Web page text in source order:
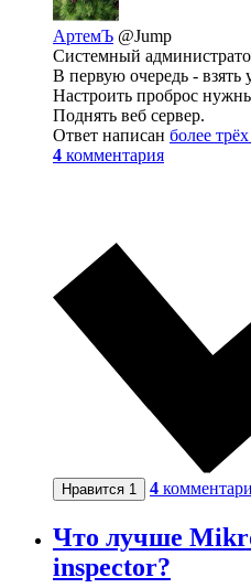
АртемЪ @Jump
Системный
В первую очередь - взять
Настроить проброс
Поднять веб сервер.
Ответ написан более
4 комментария
Нравится 1 4
Что лучше
inspector?